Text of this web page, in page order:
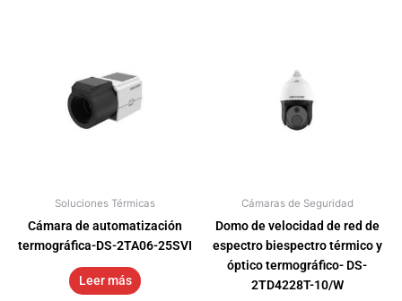
Soluciones Térmicas
Cámara de automatización
termográfica-DS-2TA06-25SVI
Leer más
Cámaras de Seguridad
Domo de velocidad de red de
espectro biespectro térmico y
óptico termográfico- DS-
2TD4228T-10/W